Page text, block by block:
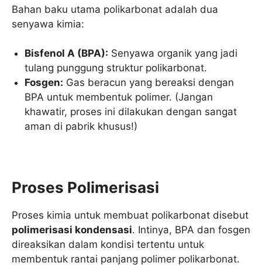
Bahan baku utama polikarbonat adalah dua
senyawa kimia:
Bisfenol A (BPA): Senyawa organik yang jadi
tulang punggung struktur polikarbonat.
Fosgen: Gas beracun yang bereaksi dengan
BPA untuk membentuk polimer. (Jangan
khawatir, proses ini dilakukan dengan sangat
aman di pabrik khusus!)
Proses Polimerisasi
Proses kimia untuk membuat polikarbonat disebut
polimerisasi kondensasi. Intinya, BPA dan fosgen
direaksikan dalam kondisi tertentu untuk
membentuk rantai panjang polimer polikarbonat.